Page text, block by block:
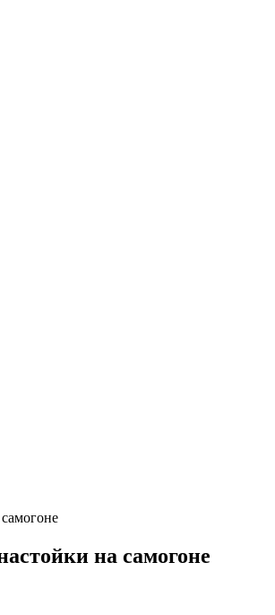
на самогоне